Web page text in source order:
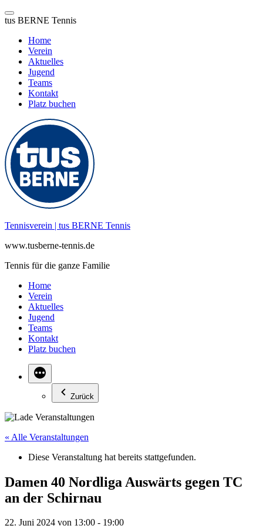
tus BERNE Tennis
Home
Verein
Aktuelles
Jugend
Teams
Kontakt
Platz buchen
Inhalt
springen
Tennisverein | tus BERNE Tennis
www.tusberne-tennis.de
Tennis für die ganze Familie
Home
Verein
Aktuelles
Jugend
Teams
Kontakt
Platz buchen
Zurück
« Alle Veranstaltungen
Diese Veranstaltung hat bereits stattgefunden.
Damen 40 Nordliga Auswärts gegen TC
an der Schirnau
22. Juni 2024 von 13:00 - 19:00